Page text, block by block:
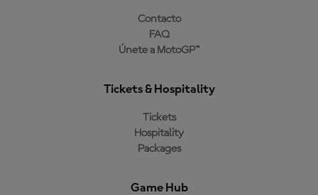
Contacto
FAQ
Únete a MotoGP™
Tickets & Hospitality
Tickets
Hospitality
Packages
Game Hub